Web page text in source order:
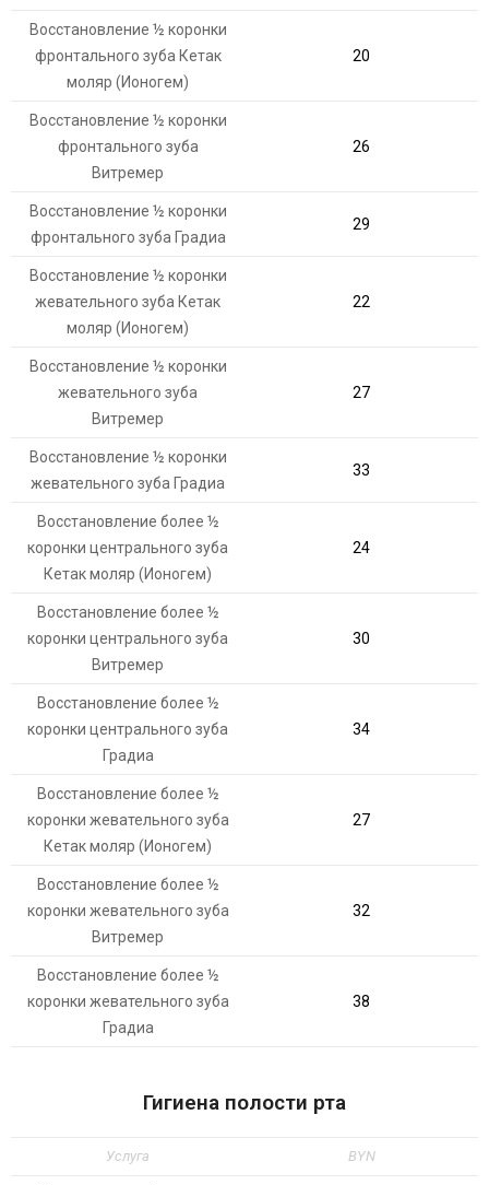
Восстановление ½ коронки
фронтального зуба Кетак
моляр (Ионогем)
20
Восстановление ½ коронки
фронтального зуба
Витремер
26
Восстановление ½ коронки
фронтального зуба Градиа
29
Восстановление ½ коронки
жевательного зуба Кетак
моляр (Ионогем)
22
Восстановление ½ коронки
жевательного зуба
Витремер
27
Восстановление ½ коронки
жевательного зуба Градиа
33
Восстановление более ½
коронки центрального зуба
Кетак моляр (Ионогем)
24
Восстановление более ½
коронки центрального зуба
Витремер
30
Восстановление более ½
коронки центрального зуба
Градиа
34
Восстановление более ½
коронки жевательного зуба
Кетак моляр (Ионогем)
27
Восстановление более ½
коронки жевательного зуба
Витремер
32
Восстановление более ½
коронки жевательного зуба
Градиа
38
Гигиена полости рта
Услуга BYN